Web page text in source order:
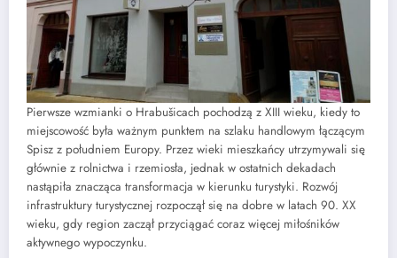
Pierwsze wzmianki o Hrabušicach pochodzą z XIII wieku, kiedy to
miejscowość była ważnym punktem na szlaku handlowym łączącym
Spisz z południem Europy. Przez wieki mieszkańcy utrzymywali się
głównie z rolnictwa i rzemiosła, jednak w ostatnich dekadach
nastąpiła znacząca transformacja w kierunku turystyki. Rozwój
infrastruktury turystycznej rozpoczął się na dobre w latach 90. XX
wieku, gdy region zaczął przyciągać coraz więcej miłośników
aktywnego wypoczynku.